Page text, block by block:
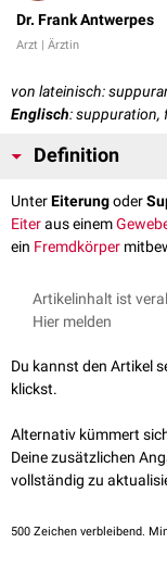
Dr. Frank Antwerpes
Arzt | Ärztin
von lateinisch:
Englisch: suppuration,
Definition
UnterEiterungoder
Eiteraus einem
ein Fremdkörper
Artikelinhalt ist
Hier melden
Du kannst den Artikel
klickst.
Alternativ kümmert
Deine zusätzlichen
vollständig zu
500 Zeichen verbleibend.